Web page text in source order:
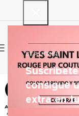
BEAUTRIBE
consigue
extra en
AGOT
ADO